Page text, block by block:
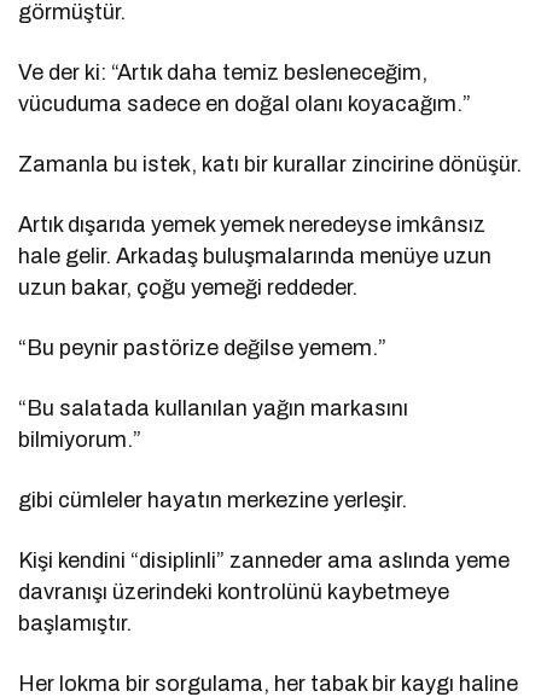
görmüştür.
Ve der ki: “Artık daha temiz besleneceğim,
vücuduma sadece en doğal olanı koyacağım.”
Zamanla bu istek, katı bir kurallar zincirine dönüşür.
Artık dışarıda yemek yemek neredeyse imkânsız
hale gelir. Arkadaş buluşmalarında menüye uzun
uzun bakar, çoğu yemeği reddeder.
“Bu peynir pastörize değilse yemem.”
“Bu salatada kullanılan yağın markasını
bilmiyorum.”
gibi cümleler hayatın merkezine yerleşir.
Kişi kendini “disiplinli” zanneder ama aslında yeme
davranışı üzerindeki kontrolünü kaybetmeye
başlamıştır.
Her lokma bir sorgulama, her tabak bir kaygı haline